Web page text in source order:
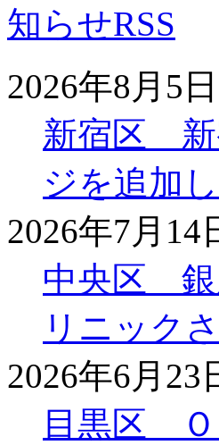
2026年8月5日
新宿区 新
ジを追加
2026年7月14
中央区 銀
リニック
2026年6月23
目黒区